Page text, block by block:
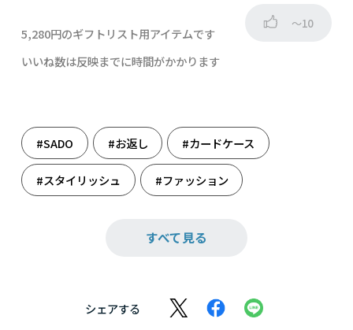
5,280円のギフトリスト用アイテムです
～10
いいね数は反映までに時間がかかります
#SADO #お返し #カードケース
#スタイリッシュ #ファッション
すべて見る
シェアする